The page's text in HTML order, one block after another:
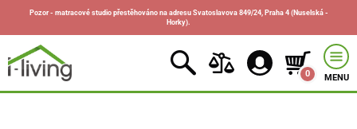
Pozor - matracové studio přestěhováno na adresu Svatoslavova 849/24, Praha 4 (Nuselská -
Horky).
0 MENU